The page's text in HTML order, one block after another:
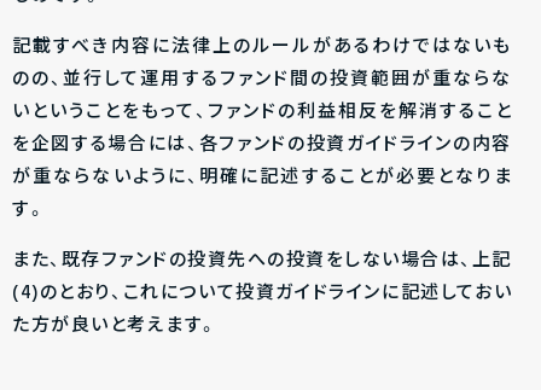
記載すべき内容に法律上のルールがあるわけではないも
のの、並行して運用するファンド間の投資範囲が重ならな
いということをもって、ファンドの利益相反を解消すること
を企図する場合には、各ファンドの投資ガイドラインの内容
が重ならないように、明確に記述することが必要となりま
す。
また、既存ファンドの投資先への投資をしない場合は、上記
(4)のとおり、これについて投資ガイドラインに記述しておい
た方が良いと考えます。